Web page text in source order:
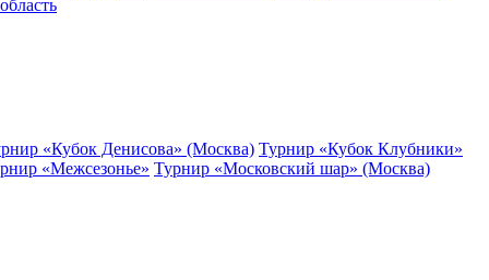
«Кубок Денисова» (Москва) Турнир «Кубок Клубники»
«Межсезонье» Турнир «Московский шар» (Москва)